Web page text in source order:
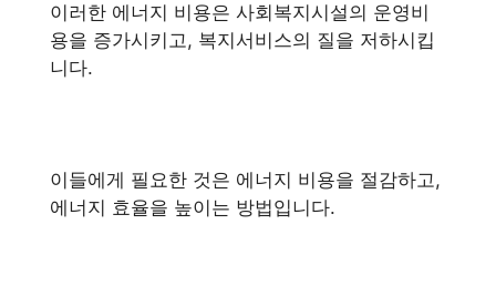
이러한 에너지 비용은 사회복지시설의 운영비
용을 증가시키고, 복지서비스의 질을 저하시킵
니다.
이들에게 필요한 것은 에너지 비용을 절감하고,
에너지 효율을 높이는 방법입니다.